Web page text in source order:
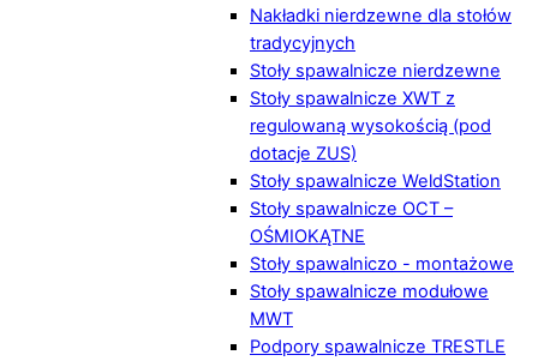
Nakładki nierdzewne dla stołów
tradycyjnych
Stoły spawalnicze nierdzewne
Stoły spawalnicze XWT z
regulowaną wysokością (pod
dotacje ZUS)
Stoły spawalnicze WeldStation
Stoły spawalnicze OCT –
OŚMIOKĄTNE
Stoły spawalniczo - montażowe
Stoły spawalnicze modułowe
MWT
Podpory spawalnicze TRESTLE